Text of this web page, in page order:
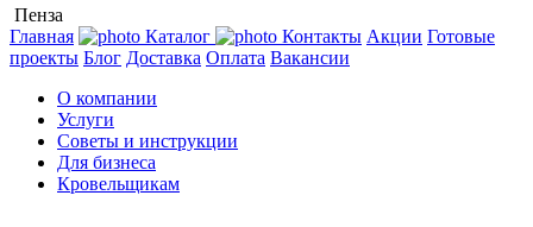
Пенза
Главная
Каталог Контакты Акции Готовые
проекты Блог Доставка Оплата Вакансии
О компании
Услуги
Советы и инструкции
Для бизнеса
Кровельщикам